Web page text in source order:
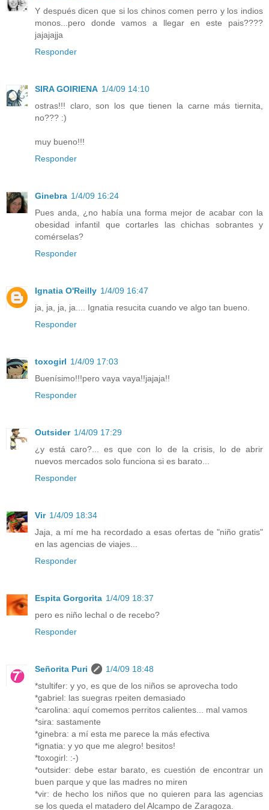
Y después dicen que si los chinos comen perro y los indios
monos...pero donde vamos a llegar en este pais????
jajajajja
Responder
SIRA GOIRIENA 1/4/09 14:10
ostras!!! claro, son los que tienen la carne más tiernita,
no??? :)
muy bueno!!!
Responder
Ginebra 1/4/09 16:24
Pues anda, ¿no había una forma mejor de acabar con la
obesidad infantil que cortarles las chichas sobrantes y
comérselas?
Responder
Ignatia O'Reilly 1/4/09 16:47
ja, ja, ja, ja.... Ignatia resucita cuando ve algo tan bueno.
Responder
toxogirl 1/4/09 17:03
Buenísimo!!!pero vaya vaya!!jajaja!!
Responder
Outsider 1/4/09 17:29
¿y está caro?... es que con lo de la crisis, lo de abrir
nuevos mercados solo funciona si es barato...
Responder
Vir 1/4/09 18:34
Jaja, a mí me ha recordado a esas ofertas de "niño gratis"
en las agencias de viajes...
Responder
Espita Gorgorita 1/4/09 18:37
pero es niño lechal o de recebo?
Responder
Señorita Puri
1/4/09 18:48
*stultifer: y yo, es que de los niños se aprovecha todo
*gabriel: las suegras rpeiten demasiado
*carolina: aquí comemos perritos calientes... mal vamos
*sira: sastamente
*ginebra: a mí esta me parece la más efectiva
*ignatia: y yo que me alegro! besitos!
*toxogirl: :-)
*outsider: debe estar barato, es cuestión de encontrar un
buen parque y que las madres no miren
*vir: de hecho los niños que no quieren para las agencias
se los queda el matadero del Alcampo de Zaragoza.